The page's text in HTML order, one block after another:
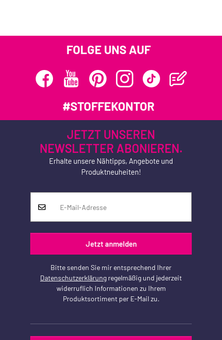
FOLGE UNS AUF
#STOFFEKONTOR
JETZT UNSEREN
NEWSLETTER ABONIEREN.
Erhalte unsere Nähtipps, Angebote und
Produktneuheiten!
Jetzt anmelden
Bitte senden Sie mir entsprechend Ihrer
Datenschutzerklärung regelmäßig und jederzeit
widerruflich Informationen zu Ihrem
Produktsortiment per E-Mail zu.